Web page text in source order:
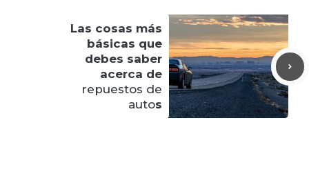
Las cosas más
básicas que
debes saber
acerca de
repuestos de
autos